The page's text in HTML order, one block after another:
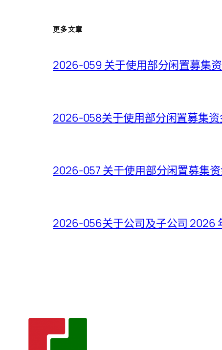
更多文章
2026-059 关于使用部分闲置募集
2026-058关于使用部分闲置募集
2026-057 关于使用部分闲置募集
2026-056关于公司及子公司 2026